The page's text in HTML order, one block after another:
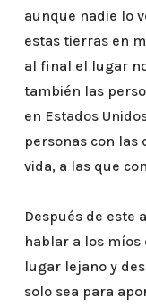
aunque nadie lo
estas tierras en
al final el lugar
también las
en Estados
personas con las
vida, a las que
Después de este
hablar a los míos
lugar lejano y
solo sea para